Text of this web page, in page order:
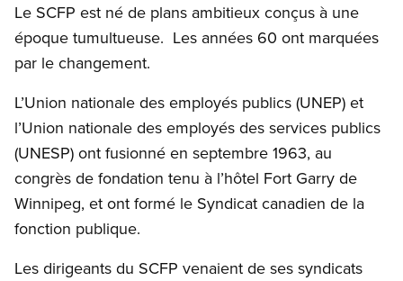
Le SCFP est né de plans ambitieux conçus à une
époque tumultueuse. Les années 60 ont marquées
par le changement.
L’Union nationale des employés publics (UNEP) et
l’Union nationale des employés des services publics
(UNESP) ont fusionné en septembre 1963, au
congrès de fondation tenu à l’hôtel Fort Garry de
Winnipeg, et ont formé le Syndicat canadien de la
fonction publique.
Les dirigeants du SCFP venaient de ses syndicats